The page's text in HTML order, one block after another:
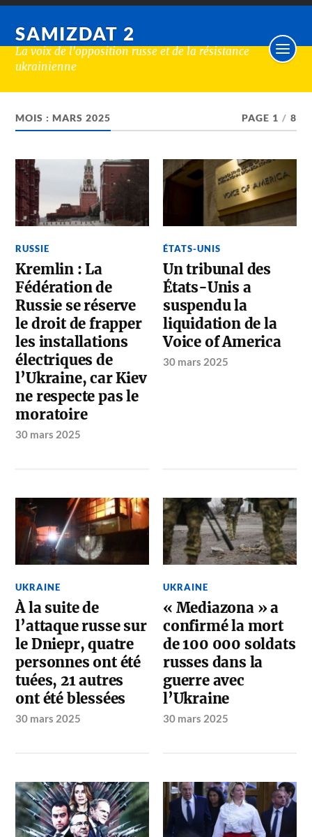
SAMIZDAT 2
La voix de l'opposition russe et de la résistance
ukrainienne
MOIS :MARS 2025 PAGE 1 / 8
RUSSIE
Kremlin : La
Fédération de
Russie se réserve
le droit de frapper
les installations
électriques de
l’Ukraine, car Kiev
ne respecte pas le
moratoire
30 mars 2025
ÉTATS-UNIS
Un tribunal des
États-Unis a
suspendu la
liquidation de la
Voice of America
30 mars 2025
UKRAINE
À la suite de
l’attaque russe sur
le Dniepr, quatre
personnes ont été
tuées, 21 autres
ont été blessées
30 mars 2025
UKRAINE
« Mediazona » a
confirmé la mort
de 100 000 soldats
russes dans la
guerre avec
l’Ukraine
30 mars 2025